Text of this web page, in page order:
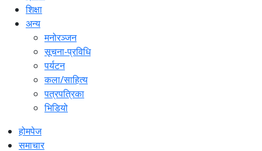
शिक्षा
अन्य
मनोरञ्जन
सूचना-प्रविधि
पर्यटन
कला/साहित्य
पत्रपत्रिका
भिडियो
होमपेज
समाचार